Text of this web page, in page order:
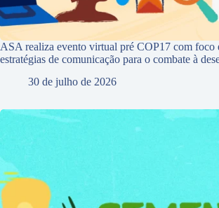
ASA realiza evento virtual pré COP17 com foco
estratégias de comunicação para o combate à
30 de julho de 2026